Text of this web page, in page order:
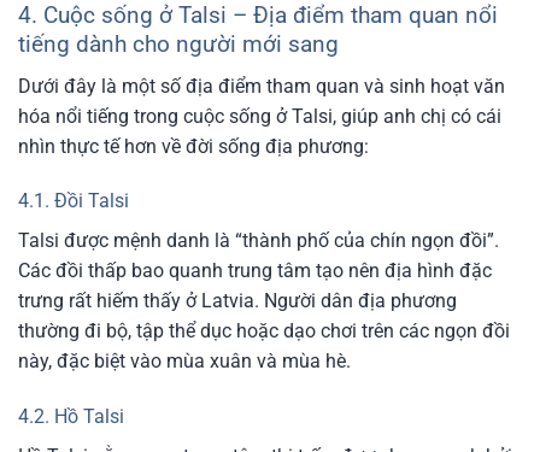
4. Cuộc sống ở Talsi – Địa điểm tham quan nổi
tiếng dành cho người mới sang
Dưới đây là một số địa điểm tham quan và sinh hoạt văn
hóa nổi tiếng trong cuộc sống ở Talsi, giúp anh chị có cái
nhìn thực tế hơn về đời sống địa phương:
4.1. Đồi Talsi
Talsi được mệnh danh là “thành phố của chín ngọn đồi”.
Các đồi thấp bao quanh trung tâm tạo nên địa hình đặc
trưng rất hiếm thấy ở Latvia. Người dân địa phương
thường đi bộ, tập thể dục hoặc dạo chơi trên các ngọn đồi
này, đặc biệt vào mùa xuân và mùa hè.
4.2. Hồ Talsi